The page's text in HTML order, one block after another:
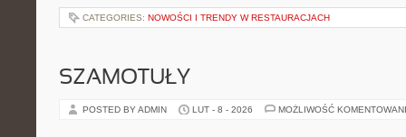
CATEGORIES: NOWOŚCI I TRENDY W RESTAURACJACH
SZAMOTUŁY
POSTED BY ADMIN LUT - 8 - 2026 MOŻLIWOŚĆ